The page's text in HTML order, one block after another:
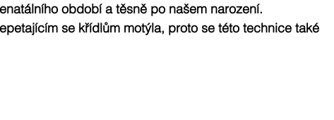
období a těsně po našem narození.
se křídlům motýla, proto se této technice také